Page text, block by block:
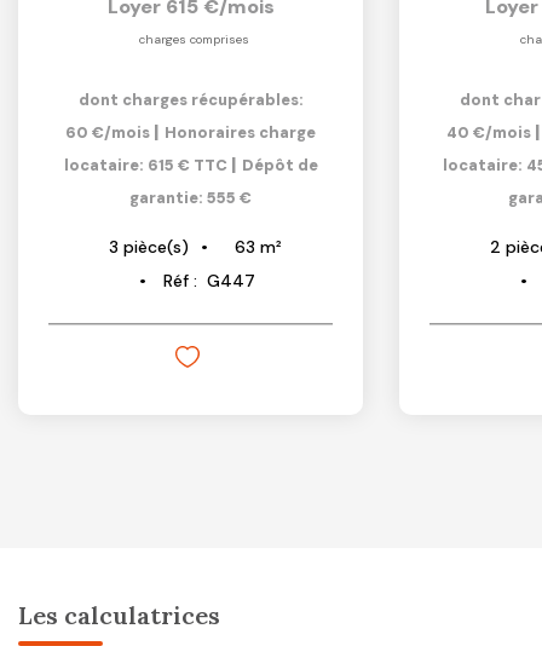
Loyer 615 €/mois
charges comprises
dont charges récupérables:
60 €/mois | Honoraires charge
locataire: 615 € TTC | Dépôt de
garantie: 555 €
3 pièce(s) 63 m²
Réf : G447
dont
40 €/mois
locataire:
2
Les calculatrices